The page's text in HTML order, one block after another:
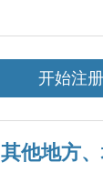
开始注册
其他地方